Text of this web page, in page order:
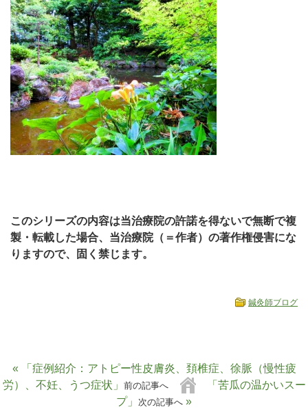
このシリーズの内容は当治療院の許諾を得ないで無断で複
製・転載した場合、当治療院（＝作者）の著作権侵害にな
りますので、固く禁じます。
鍼灸師ブログ
« 「症例紹介：アトピー性皮膚炎、頚椎症、徐脈（慢性疲
労）、不妊、うつ症状」 前の記事へ
「苦瓜の温かいスー
プ」
次の記事へ »